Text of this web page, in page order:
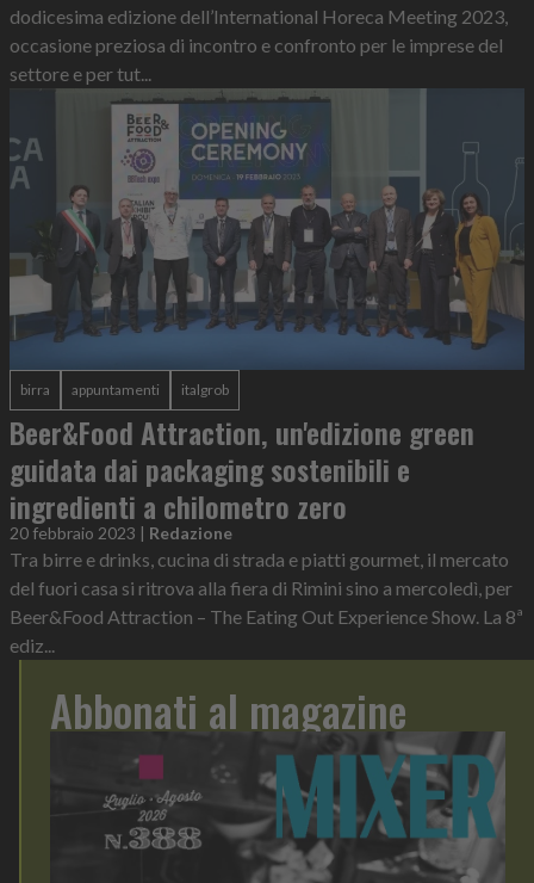
dodicesima edizione dell’International Horeca Meeting 2023,
occasione preziosa di incontro e confronto per le imprese del
settore e per tut...
birra appuntamenti italgrob
Beer&Food Attraction, un'edizione green
guidata dai packaging sostenibili e
ingredienti a chilometro zero
20 febbraio 2023 | Redazione
Tra birre e drinks, cucina di strada e piatti gourmet, il mercato
del fuori casa si ritrova alla fiera di Rimini sino a mercoledì, per
Beer&Food Attraction – The Eating Out Experience Show. La 8ª
ediz...
Abbonati al magazine